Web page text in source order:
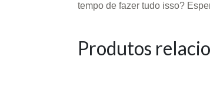
tempo de fazer tudo isso?
Produtos